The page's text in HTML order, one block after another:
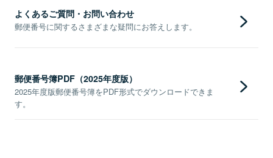
よくあるご質問・お問い合わせ
郵便番号に関するさまざまな疑問にお答えします。
郵便番号簿PDF（2025年度版）
2025年度版郵便番号簿をPDF形式でダウンロードできま
す。